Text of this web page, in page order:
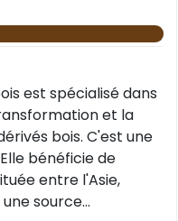
est spécialisé dans
et la
bois. C'est une
bénéficie de
entre l'Asie,
source